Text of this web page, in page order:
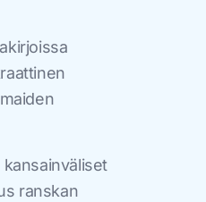
ranskan